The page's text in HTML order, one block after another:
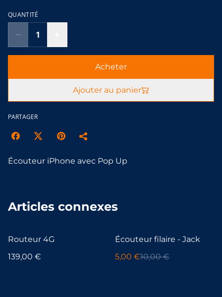
QUANTITÉ
Acheter
Ajouter au panier
PARTAGER
Écouteur iPhone avec Pop Up
Articles connexes
Routeur 4G
139,00 €
%
Écouteur filaire - Jack
5,00 €10,00 €